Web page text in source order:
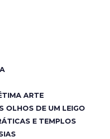
ARTE
OLHOS DE UM LEIGO
E TEMPLOS